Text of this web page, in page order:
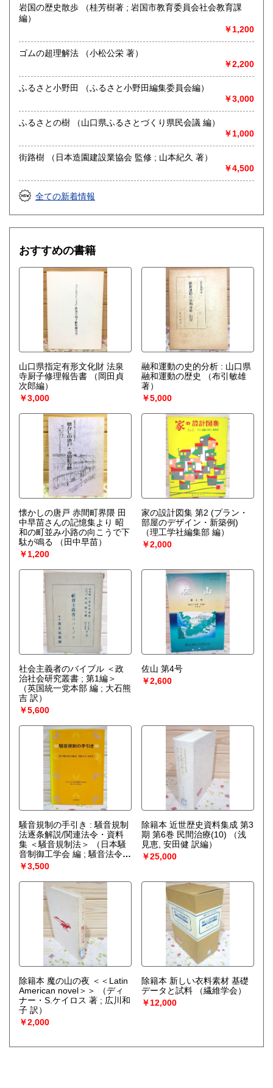
沿線名：JR山陽本線
最寄駅：厚狭駅
業)
戦前の古書から発行されたばかりの本まで古本·古書全般を取
何千冊、何万冊単位の大量の出張買取も大歓迎です。
皆様の思い出の本、 学んだ本、夢を与えてくれた本
そんな大切な蔵書が次に必要としている方へ届けられるよう
お手伝いさせて頂ければと思います。
哲学宗教、歴史、社会科学、美術工芸、趣味、サブカルチャ
ー、古書一般（その他）
学術書・専門書・山口県に関する本、資料
岩国の歴史散歩 （桂芳樹著 ; 岩国市教育委員会社会教育課
編）
￥1,200
ゴムの超理解法 （小松公栄 著）
￥2,200
ふるさと小野田 （ふるさと小野田編集委員会編）
￥3,000
ふるさとの樹 （山口県ふるさとづくり県民会議 編）
￥1,000
街路樹 （日本造園建設業協会 監修 ; 山本紀久 著）
￥4,500
全ての新着情報
おすすめの書籍
山口県指定有形文化財 法泉
寺厨子修理報告書
（岡田貞
次郎編）
￥3,000
融和運動の史的分析 : 山口県
融和運動の歴史
（布引敏雄
著）
￥5,000
懐かしの唐戸 赤間町界隈 田
中早苗さんの記憶集より 昭
和の町並み小路の向こうで下
駄が鳴る
（田中早苗）
￥1,200
家の設計図集 第2 (プラン・
部屋のデザイン・新築例)
（理工学社編集部 編）
￥2,000
社会主義者のバイブル ＜政
治社会研究叢書 ; 第1編＞
（英国統一党本部 編 ; 大石熊
吉 訳）
￥5,600
佐山 第4号
￥2,600
騒音規制の手引き : 騒音規制
法逐条解説/関連法令・資料
集 ＜騒音規制法＞
（日本騒
音制御工学会 編 ; 騒音法令研
究会 著）
￥3,500
除籍本 近世歴史資料集成 第3
期 第6巻 民間治療(10)
（浅
見恵, 安田健 訳編）
￥25,000
除籍本 魔の山の夜 ＜＜Latin
American novel＞＞
（ディ
ナー・S.ケイロス 著 ; 広川和
子 訳）
￥2,000
除籍本 新しい衣料素材 基礎
データと試料
（繊維学会）
￥12,000